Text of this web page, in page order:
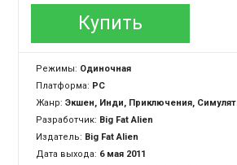
Купить
Режимы: Одиночная
Платформа: PC
Жанр:Экшен, Инди, Приключения, Симулятор
Разработчик: Big Fat Alien
Издатель: Big Fat Alien
Дата выхода: 6 мая 2011